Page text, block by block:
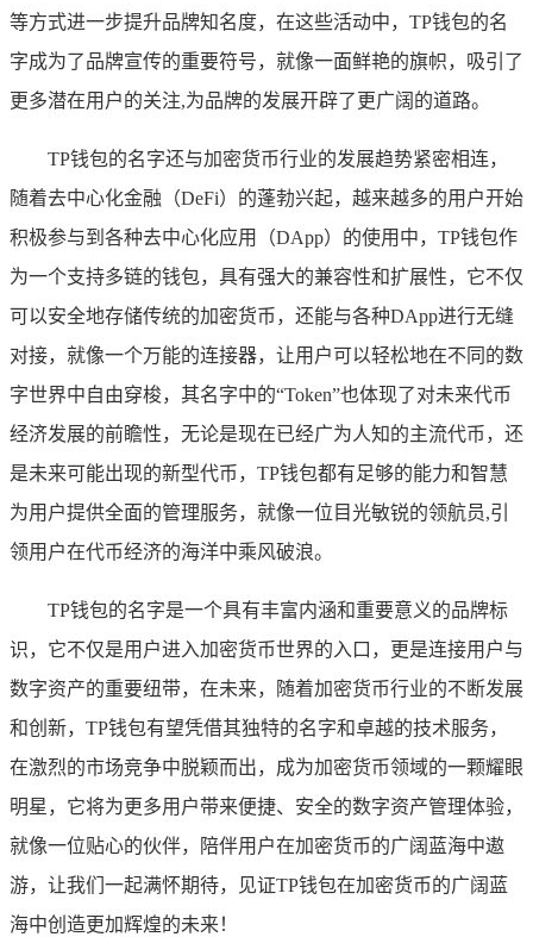
等方式进一步提升品牌知名度，在这些活动中，TP钱包的名
字成为了品牌宣传的重要符号，就像一面鲜艳的旗帜，吸引了
更多潜在用户的关注,为品牌的发展开辟了更广阔的道路。
TP钱包的名字还与加密货币行业的发展趋势紧密相连，
随着去中心化金融（DeFi）的蓬勃兴起，越来越多的用户开始
积极参与到各种去中心化应用（DApp）的使用中，TP钱包作
为一个支持多链的钱包，具有强大的兼容性和扩展性，它不仅
可以安全地存储传统的加密货币，还能与各种DApp进行无缝
对接，就像一个万能的连接器，让用户可以轻松地在不同的数
字世界中自由穿梭，其名字中的“Token”也体现了对未来代币
经济发展的前瞻性，无论是现在已经广为人知的主流代币，还
是未来可能出现的新型代币，TP钱包都有足够的能力和智慧
为用户提供全面的管理服务，就像一位目光敏锐的领航员,引
领用户在代币经济的海洋中乘风破浪。
TP钱包的名字是一个具有丰富内涵和重要意义的品牌标
识，它不仅是用户进入加密货币世界的入口，更是连接用户与
数字资产的重要纽带，在未来，随着加密货币行业的不断发展
和创新，TP钱包有望凭借其独特的名字和卓越的技术服务，
在激烈的市场竞争中脱颖而出，成为加密货币领域的一颗耀眼
明星，它将为更多用户带来便捷、安全的数字资产管理体验，
就像一位贴心的伙伴，陪伴用户在加密货币的广阔蓝海中遨
游，让我们一起满怀期待，见证TP钱包在加密货币的广阔蓝
海中创造更加辉煌的未来！